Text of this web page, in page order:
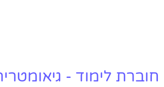
חוברת לימוד -